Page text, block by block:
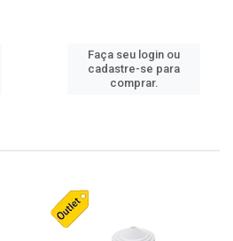
Faça seu login ou
cadastre-se para
comprar.